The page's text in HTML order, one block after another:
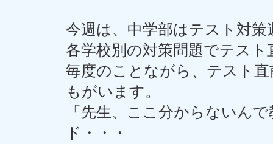
今週は、中学部はテスト対
各学校別の対策問題でテス
毎度のことながら、テスト
もがいます。
「先生、ここ分からないん
ド・・・